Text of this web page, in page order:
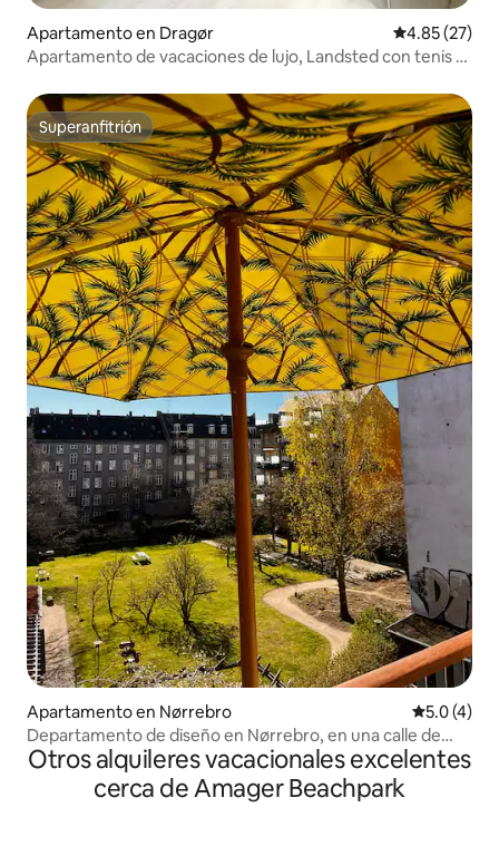
Apartamento en Dragør Calificación
4.85 (27)
Apartamento de vacaciones de lujo, Landsted con tenis y
Superanfitrión
Superanfitrión
Apartamento en Nørrebro
5.0 (4)
Departamento de diseño en Nørrebro, en una calle de
restaurantes.
Otros alquileres vacacionales excelentes
cerca de Amager Beachpark